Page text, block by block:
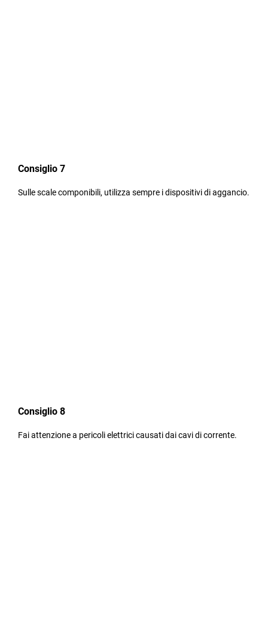
Consiglio 7
Sulle scale componibili, utilizza sempre i dispositivi di aggancio.
Consiglio 8
Fai attenzione a pericoli elettrici causati dai cavi di corrente.